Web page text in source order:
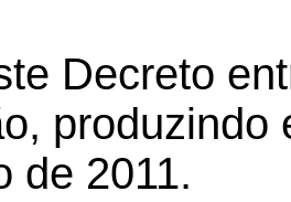
Decreto
produzindo
de 2011.